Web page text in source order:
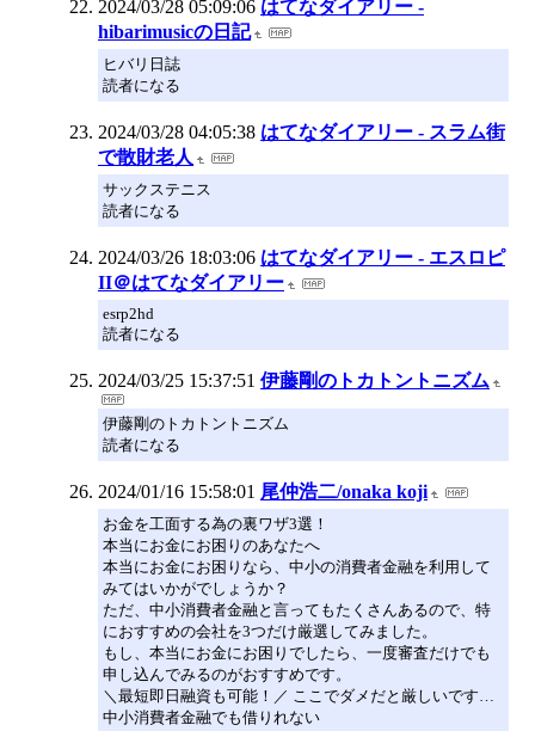
2024/03/28 05:09:06 はてなダイアリー -
hibarimusicの日記
ヒバリ日誌
読者になる
2024/03/28 04:05:38 はてなダイアリー - スラム街
で散財老人
サックステニス
読者になる
2024/03/26 18:03:06 はてなダイアリー - エスロピ
II＠はてなダイアリー
esrp2hd
読者になる
2024/03/25 15:37:51 伊藤剛のトカトントニズム
伊藤剛のトカトントニズム
読者になる
2024/01/16 15:58:01 尾仲浩二/onaka koji
お金を工面する為の裏ワザ3選！
本当にお金にお困りのあなたへ
本当にお金にお困りなら、中小の消費者金融を利用して
みてはいかがでしょうか？
ただ、中小消費者金融と言ってもたくさんあるので、特
におすすめの会社を3つだけ厳選してみました。
もし、本当にお金にお困りでしたら、一度審査だけでも
申し込んでみるのがおすすめです。
＼最短即日融資も可能！／ ここでダメだと厳しいです…
中小消費者金融でも借りれない